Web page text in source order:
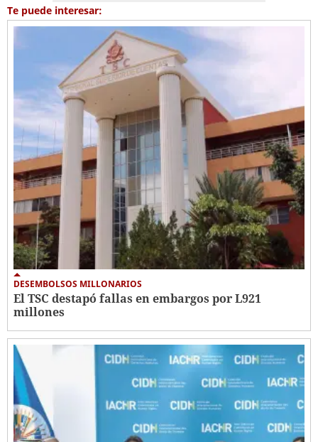
Te puede interesar:
DESEMBOLSOS MILLONARIOS
El TSC destapó fallas en embargos por L921
millones